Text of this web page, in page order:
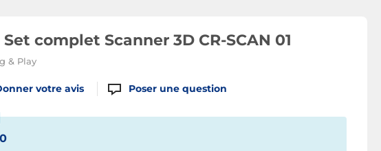
complet Scanner 3D CR-SCAN 01
& Play
votre avis Poser une question